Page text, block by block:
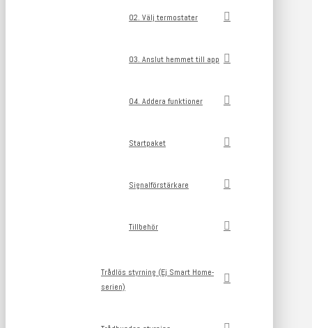
02. Välj termostater
03. Anslut hemmet till app
04. Addera funktioner
Startpaket
Signalförstärkare
Tillbehör
Trådlös styrning (Ej Smart Home-
serien)